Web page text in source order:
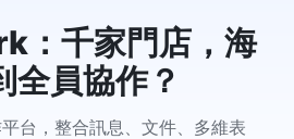
：千家門店，海
全員協作？
台，整合訊息、文件、多維表